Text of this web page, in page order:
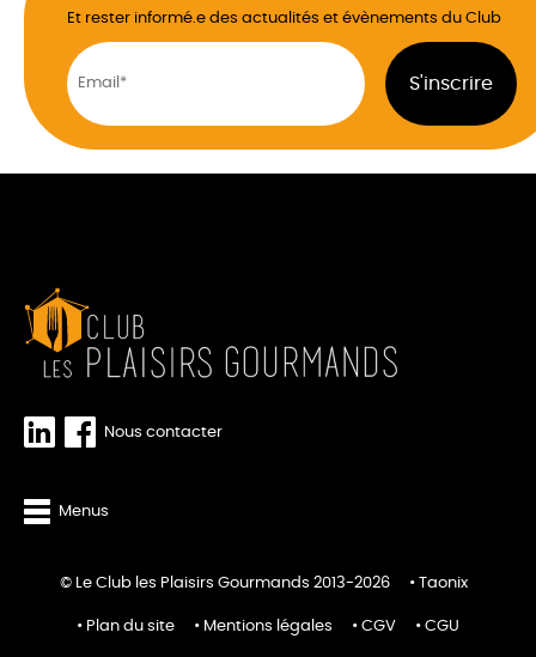
Et rester informé.e des actualités et évènements du Club
Nous contacter
Menus
© Le Club les Plaisirs Gourmands 2013-2026 Taonix
Plan du site Mentions légales CGV CGU